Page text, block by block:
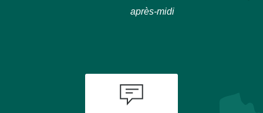
après-midi